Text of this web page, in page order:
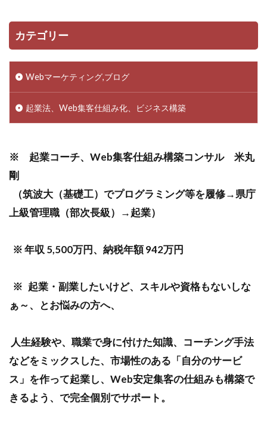
カテゴリー
Webマーケティング,ブログ
起業法、Web集客仕組み化、ビジネス構築
※ 起業コーチ、Web集客仕組み構築コンサル 米丸
剛
（筑波大（基礎工）でプログラミング等を履修→県庁
上級管理職（部次長級）→起業）
※ 年収 5,500万円、納税年額 942万円
※ 起業・副業したいけど、スキルや資格もないしな
ぁ～、とお悩みの方へ、
人生経験や、職業で身に付けた知識、コーチング手法
などをミックスした、市場性のある「自分のサービ
ス」を作って起業し、Web安定集客の仕組みも構築で
きるよう、で完全個別でサポート。